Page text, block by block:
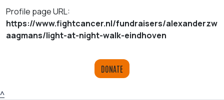
Profile page URL:
https://www.fightcancer.nl/fundraisers/alexanderzw
aagmans/light-at-night-walk-eindhoven
DONATE
^